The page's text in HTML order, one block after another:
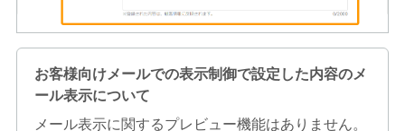
お客様向けメールでの表示制御で設定した内容のメ
ール表示について
メール表示に関するプレビュー機能はありません。